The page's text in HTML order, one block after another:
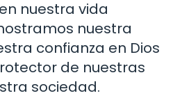
nuestra vida
nuestra
confianza en Dios
de nuestras
sociedad.